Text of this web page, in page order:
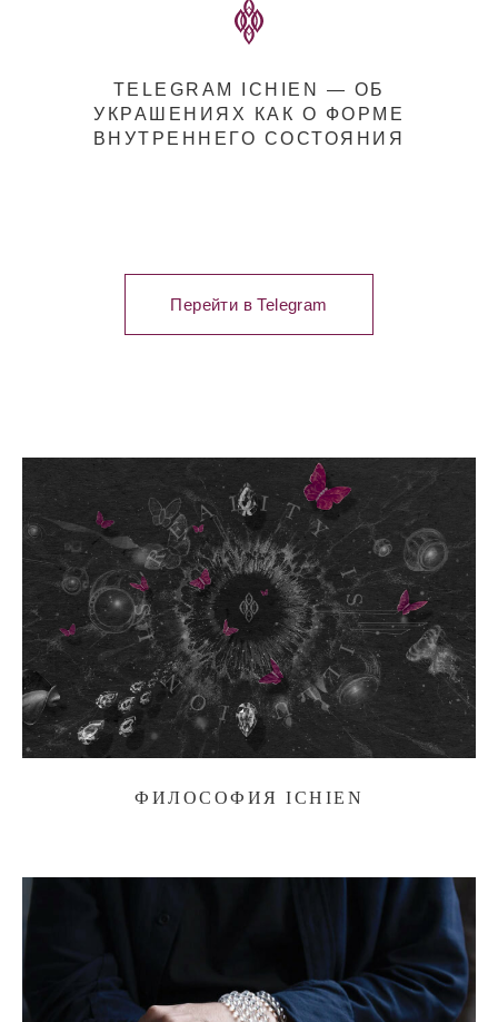
TELEGRAM ICHIEN — ОБ
УКРАШЕНИЯХ КАК О ФОРМЕ
ВНУТРЕННЕГО СОСТОЯНИЯ
Перейти в Telegram
ФИЛОСОФИЯ ICHIEN